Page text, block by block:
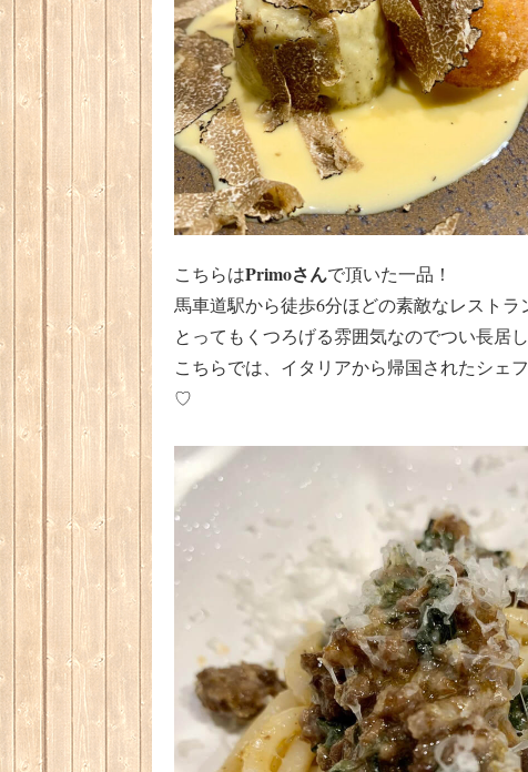
こちらはPrimoさんで頂いた一品！
馬車道駅から徒歩6分ほどの素敵なレストラ
とってもくつろげる雰囲気なのでつい長居
こちらでは、イタリアから帰国されたシェ
♡